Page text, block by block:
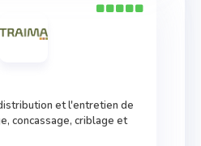
et l'entretien de
concassage, criblage et